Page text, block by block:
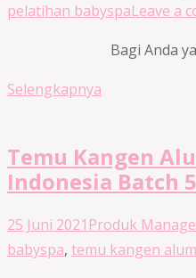
pelatihan babyspaLeave a
Bagi Anda
Selengkapnya
Temu Kangen
Indonesia Batch 5
25 Juni 2021 Produk
babyspa, temu kangen